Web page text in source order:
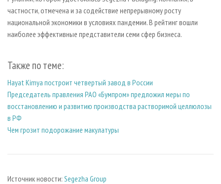
частности, отмечена и за содействие непрерывному росту
национальной экономики в условиях пандемии. В рейтинг вошли
наиболее эффективные представители семи сфер бизнеса.
Также по теме:
Hayat Kimya построит четвертый завод в России
Председатель правления РАО «Бумпром» предложил меры по
восстановлению и развитию производства растворимой целлюлозы
в РФ
Чем грозит подорожание макулатуры
Источник новости: Segezha Group